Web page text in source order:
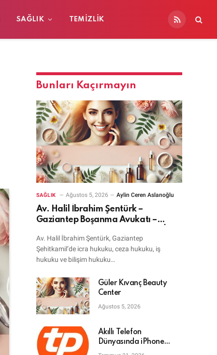
SAĞLIK TEMIZLIK
RSS
Bunları Kaçırmayın
SAĞLIK Ağustos 5, 2026 Aylin Ceren Aslanoğlu
Av. Halil İbrahim Şentürk –
Gaziantep Boşanma Avukatı –
Avukatı
Av. Halil İbrahim Şentürk, Gaziantep
Şehitkamil’de icra hukuku, ceza hukuku, iş
hukuku ve bilişim hukuku…
Güler Kıvanç Beauty
Center
Ağustos 5, 2026
Akıllı Telefon
Dünyasında iPhone
Tamiri: En Doğru Adres